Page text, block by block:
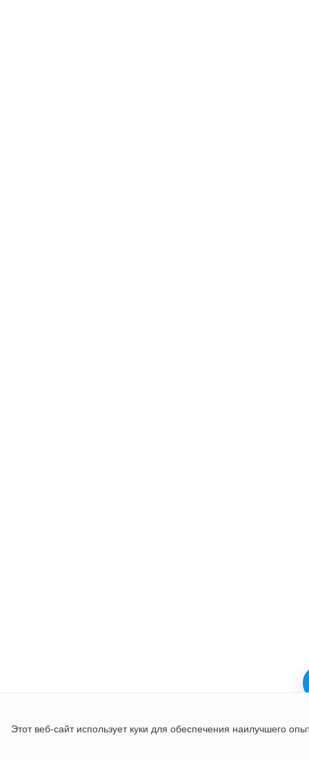
Этот веб-сайт использует куки для обеспечения наилучшего